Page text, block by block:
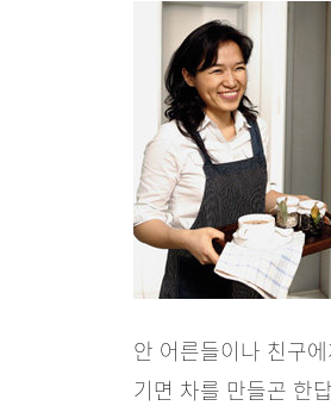
안 어른들이나 친구
기면 차를 만들곤 한